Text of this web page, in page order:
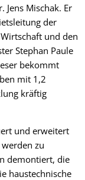
Jens Mischak. Er
der
und den
Stephan Paule
bekommt
mit 1,2
kräftig
und erweitert
zu
demontiert, die
haustechnische